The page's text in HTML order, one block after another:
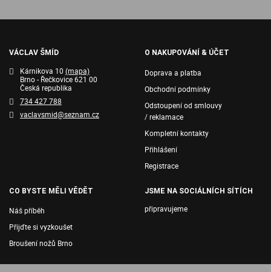
VÁCLAV ŠMÍD
Kárnikova 10 (mapa)
Brno - Řečkovice 621 00
Česká republika
734 427 788
vaclavsmid@seznam.cz
O NAKUPOVÁNÍ & ÚČET
Doprava a platba
Obchodní podmínky
Odstoupení od smlouvy
/ reklamace
Kompletní kontakty
Přihlášení
Registrace
CO BYSTE MĚLI VĚDĚT
Náš příběh
Přijďte si vyzkoušet
Broušení nožů Brno
JSME NA SOCIÁLNÍCH SÍTÍCH
připravujeme